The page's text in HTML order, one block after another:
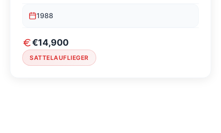
1988
€14,900
SATTELAUFLIEGER